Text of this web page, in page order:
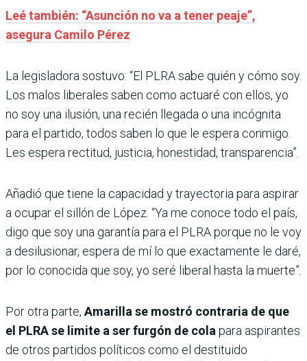
Leé también: “Asunción no va a tener peaje”,
asegura Camilo Pérez
La legisladora sostuvo: “El PLRA sabe quién y cómo soy.
Los malos liberales saben como actuaré con ellos, yo
no soy una ilusión, una recién llegada o una incógnita
para el partido, todos saben lo que le espera conmigo.
Les espera rectitud, justicia, honestidad, transparencia”.
Añadió que tiene la capacidad y trayectoria para aspirar
a ocupar el sillón de López. “Ya me conoce todo el país,
digo que soy una garantía para el PLRA porque no le voy
a desilusionar, espera de mí lo que exactamente le daré,
por lo conocida que soy, yo seré liberal hasta la muerte”.
Por otra parte, Amarilla se mostró contraria de que
el PLRA se limite a ser furgón de colapara aspirantes
de otros partidos políticos como el destituido